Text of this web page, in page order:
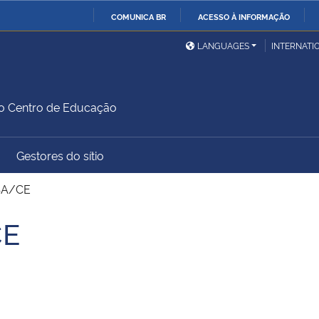
COMUNICA BR ACESSO À INFORMAÇÃO
Ministério da Defesa
Ministério das Relações
Exteriores
Ministério do
Desenvolvimento Regional
LANGUAGES
Centro de Educação
Gestores do sítio
CE